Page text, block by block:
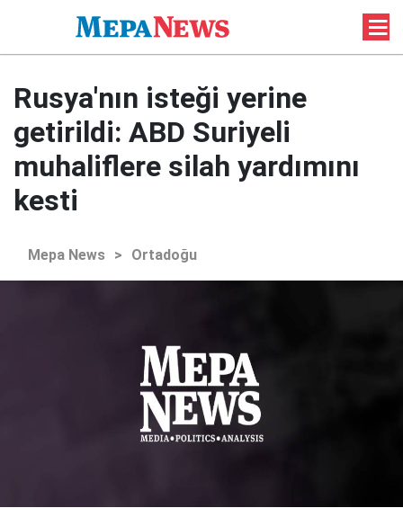
Rusya'nın isteği yerine
getirildi: ABD Suriyeli
muhaliflere silah yardımını
kesti
Mepa News > Ortadoğu